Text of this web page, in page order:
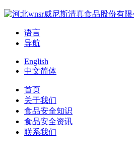
语言
导航
English
中文简体
首页
关于我们
食品安全知识
食品安全资讯
联系我们